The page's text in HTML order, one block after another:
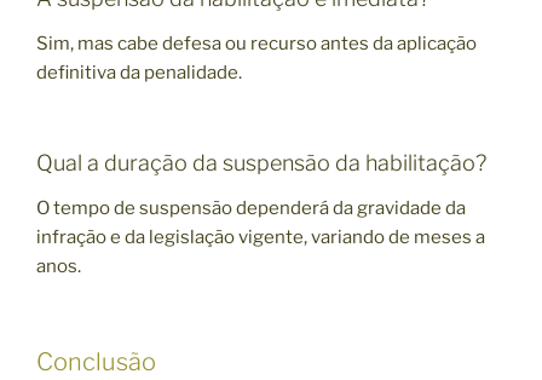
Sim, mas cabe defesa ou recurso antes da aplicação
definitiva da penalidade.
Qual a duração da suspensão da habilitação?
O tempo de suspensão dependerá da gravidade da
infração e da legislação vigente, variando de meses a
anos.
Conclusão